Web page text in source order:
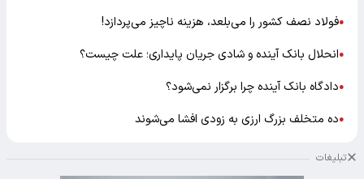
●فولاد نصف کشور را می‌بلعد، هزینه ناچیز می‌پردازد!
●انحلال بانک آینده و شادی جریان پایداری؛ علت چیست؟
●دادگاه بانک آینده چرا برگزار نمی‌شود؟
●ده متخلف بزرگ ارزی به زودی افشا می‌شوند
تبلیغات